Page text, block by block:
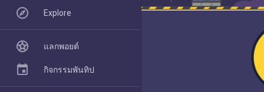
Pantip Pick Explore
แลกพอยต์
กิจกรรมพันทิป